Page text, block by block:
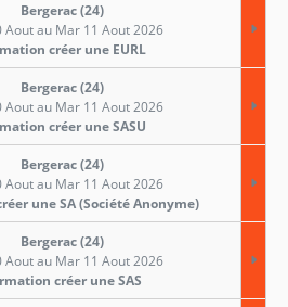
Bergerac (24)
Aout au Mar 11 Aout 2026
créer une EURL
Bergerac (24)
Aout au Mar 11 Aout 2026
créer une SASU
Bergerac (24)
Aout au Mar 11 Aout 2026
une SA (Société Anonyme)
Bergerac (24)
Aout au Mar 11 Aout 2026
créer une SAS